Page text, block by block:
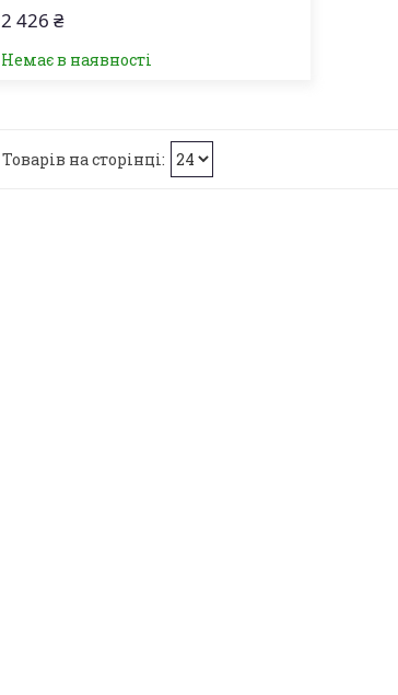
2 426 ₴
Немає в наявності